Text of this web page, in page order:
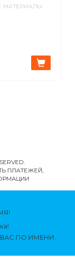
МАТЕРИАЛЫ
ПЛАТЕЖЕЙ,
ПО ИМЕНИ.